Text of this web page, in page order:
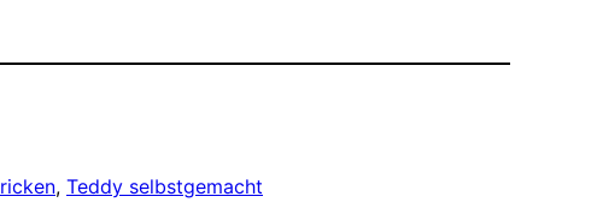
, Teddy selbstgemacht